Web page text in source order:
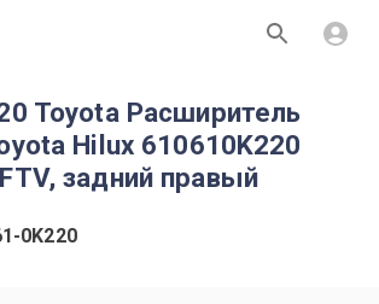
Toyota Расширитель
Hilux 610610K220
задний правый
0K220